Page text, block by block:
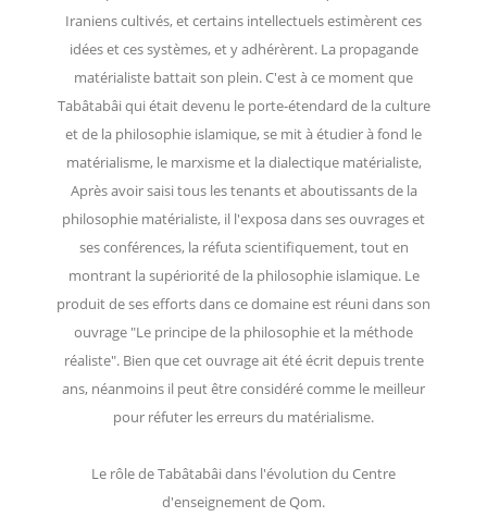
Iraniens cultivés, et certains intellectuels estimèrent ces
idées et ces systèmes, et y adhérèrent. La propagande
matérialiste battait son plein. C'est à ce moment que
Tabâtabâi qui était devenu le porte-étendard de la culture
et de la philosophie islamique, se mit à étudier à fond le
matérialisme, le marxisme et la dialectique matérialiste,
Après avoir saisi tous les tenants et aboutissants de la
philosophie matérialiste, il l'exposa dans ses ouvrages et
ses conférences, la réfuta scientifiquement, tout en
montrant la supériorité de la philosophie islamique. Le
produit de ses efforts dans ce domaine est réuni dans son
ouvrage "Le principe de la philosophie et la méthode
réaliste". Bien que cet ouvrage ait été écrit depuis trente
ans, néanmoins il peut être considéré comme le meilleur
pour réfuter les erreurs du matérialisme.
Le rôle de Tabâtabâi dans l'évolution du Centre
d'enseignement de Qom.